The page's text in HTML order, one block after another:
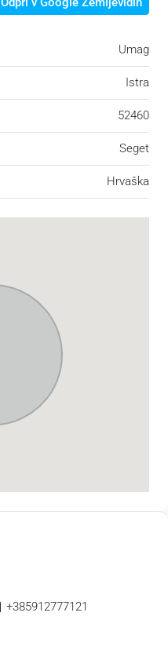
Umag
Istra
52460
Seget
Hrvaška
+385912777121